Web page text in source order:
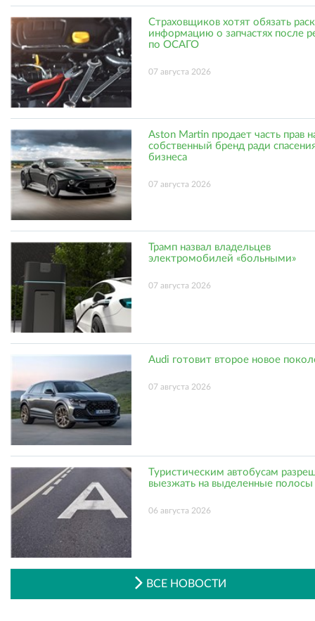
Страховщиков хотят обязать
информацию о запчастях после
по ОСАГО
07 августа 2026
Aston Martin продает часть прав
собственный бренд ради
бизнеса
07 августа 2026
Трамп назвал владельцев
электромобилей «больными»
07 августа 2026
Audi готовит второе новое
07 августа 2026
Туристическим автобусам
выезжать на выделенные полосы
06 августа 2026
ВСЕ НОВОСТИ